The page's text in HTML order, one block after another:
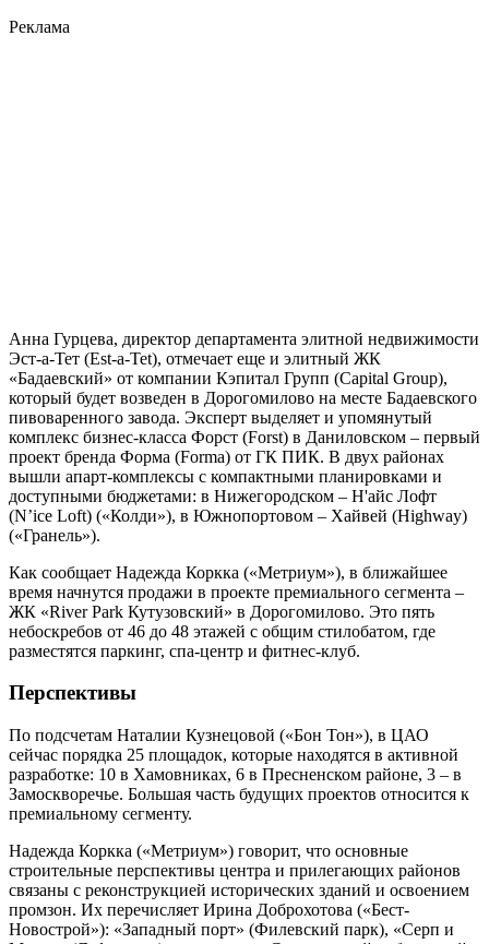
Реклама
Анна Гурцева, директор департамента элитной недвижимости
Эст-а-Тет (Est-a-Tet), отмечает еще и элитный ЖК
«Бадаевский» от компании Кэпитал Групп (Capital Group),
который будет возведен в Дорогомилово на месте Бадаевского
пивоваренного завода. Эксперт выделяет и упомянутый
комплекс бизнес-класса Форст (Forst) в Даниловском – первый
проект бренда Форма (Forma) от ГК ПИК. В двух районах
вышли апарт-комплексы с компактными планировками и
доступными бюджетами: в Нижегородском – Н'айс Лофт
(N’ice Loft) («Колди»), в Южнопортовом – Хайвей (Highway)
(«Гранель»).
Как сообщает Надежда Коркка («Метриум»), в ближайшее
время начнутся продажи в проекте премиального сегмента –
ЖК «River Park Кутузовский» в Дорогомилово. Это пять
небоскребов от 46 до 48 этажей с общим стилобатом, где
разместятся паркинг, спа-центр и фитнес-клуб.
Перспективы
По подсчетам Наталии Кузнецовой («Бон Тон»), в ЦАО
сейчас порядка 25 площадок, которые находятся в активной
разработке: 10 в Хамовниках, 6 в Пресненском районе, 3 – в
Замоскворечье. Большая часть будущих проектов относится к
премиальному сегменту.
Надежда Коркка («Метриум») говорит, что основные
строительные перспективы центра и прилегающих районов
связаны с реконструкцией исторических зданий и освоением
промзон. Их перечисляет Ирина Доброхотова («Бест-
Новострой»): «Западный порт» (Филевский парк), «Серп и